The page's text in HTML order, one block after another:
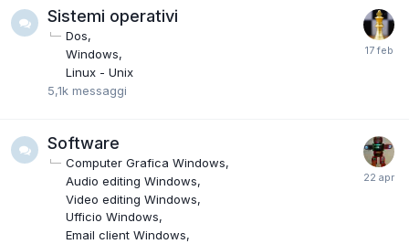
Sistemi operativi
Dos
Windows
Linux - Unix
5,1k messaggi
Software
Computer Grafica Windows
Audio editing Windows
Video editing Windows
Ufficio Windows
Email client Windows